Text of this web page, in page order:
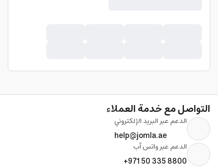
التواصل مع خدمة العملاء
الدعم عبر البريد الإلكتروني
help@jomla.ae
الدعم عبر واتس آب
+971 50 335 8800